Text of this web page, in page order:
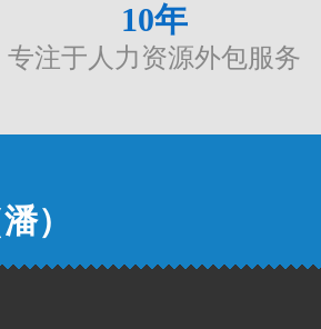
10年
专注于人力资源外包服务
潘）